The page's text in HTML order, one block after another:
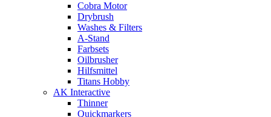
Cobra Motor
Drybrush
Washes & Filters
A-Stand
Farbsets
Oilbrusher
Hilfsmittel
Titans Hobby
AK Interactive
Thinner
Quickmarkers